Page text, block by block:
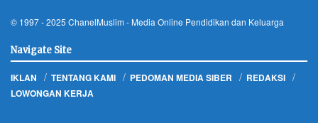
© 1997 - 2025 ChanelMuslim - Media Online Pendidikan dan Keluarga
Navigate Site
IKLAN TENTANG KAMI PEDOMAN MEDIA SIBER
REDAKSI
LOWONGAN KERJA